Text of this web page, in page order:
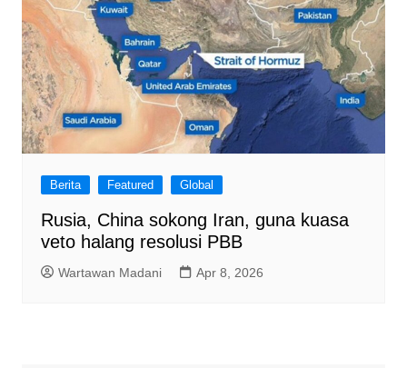
Berita Featured Global
Rusia, China sokong Iran, guna kuasa
veto halang resolusi PBB
Wartawan Madani Apr 8, 2026